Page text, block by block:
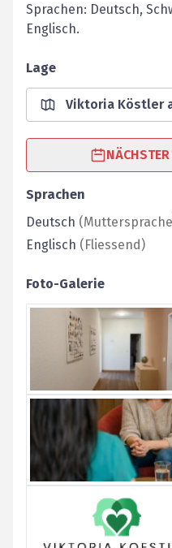
Sprachen: Deutsch,
Englisch.
Lage
Viktoria Köstler
Sprachen
Deutsch (Muttersprache
Englisch (Fliessend)
Foto-Galerie